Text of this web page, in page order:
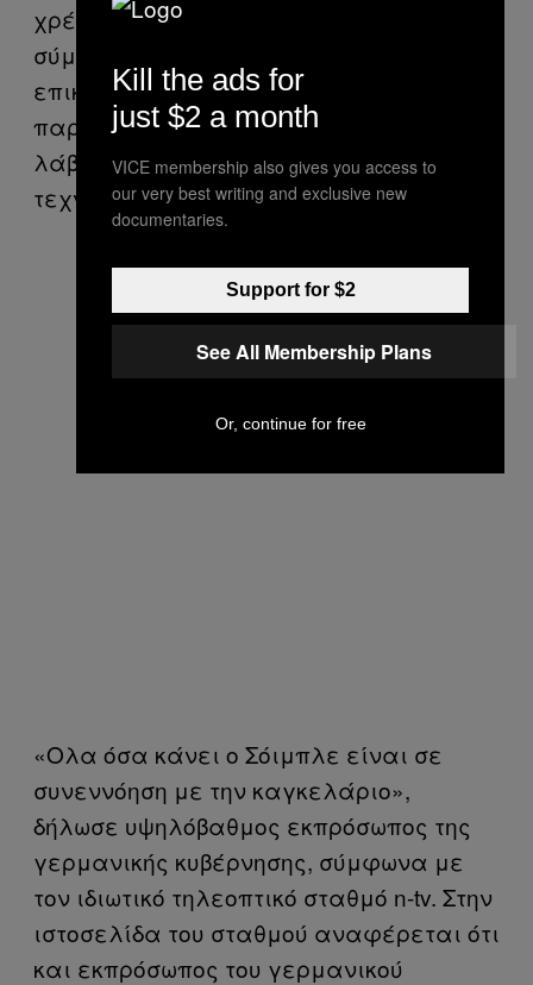
χρέους. Στη δεύτερη αυτή περίπτωση,
σύμφωνα με το έγγραφο που
επικαλείται η FAZ, η Ελλάδα θα
παραμείνει κράτος μέλος της ΕΕ και θα
λάβει «αναπτυξιακή, ανθρωπιστική και
τεχνική βοήθεια».
«Ολα όσα κάνει ο Σόιμπλε είναι σε
συνεννόηση με την καγκελάριο»,
δήλωσε υψηλόβαθμος εκπρόσωπος της
γερμανικής κυβέρνησης, σύμφωνα με
τον ιδιωτικό τηλεοπτικό σταθμό n-tv. Στην
ιστοσελίδα του σταθμού αναφέρεται ότι
και εκπρόσωπος του γερμανικού
Kill the ads for
just $2 a month
VICE membership also gives you access to
our very best writing and exclusive new
documentaries.
Support for $2
See All Membership Plans
Or, continue for free